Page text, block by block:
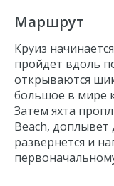
Ain Wheel
Jumeirah
Blue Waters
Dubai
Palm West
Burj Al Arab
Маршрут
Круиз
пройдет вдоль
открываются
большое в мире
Затем яхта
Beach,
развернется и